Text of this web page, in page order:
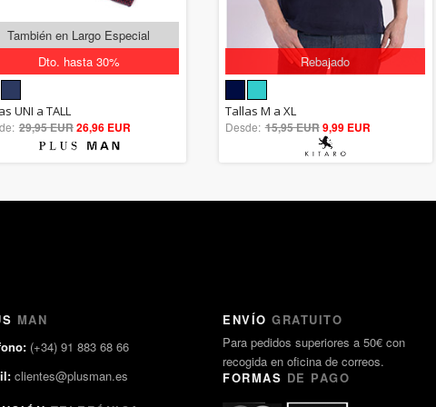
Dto. hasta 30%
También en Largo Especial
5.00
out of 5
UNI a TALL
29,95 EUR26,96 EUR
Rebajado
5.00
out of 5
Tallas M a XL
Desde: 15,95 EUR9,99 EUR
MAN
(+34) 91 883 68 66
clientes@plusman.es
ENVÍO GRATUITO
Para pedidos superiores a 50€ con
recogida en oficina de correos.
FORMAS DE PAGO